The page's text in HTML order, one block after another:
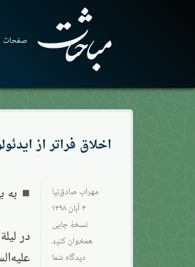
صفحات
اخلاق فراتر از
مهراب صادق‌نیا
۴ آبان ۱۳۹۸
نسخهٔ چاپی
همخوان کنید
دیدگاه شما
به
در